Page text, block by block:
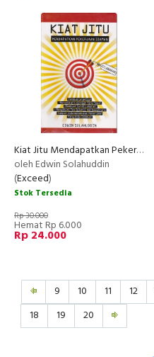
Kiat Jitu Mendapatkan Pekerjaan Idaman
oleh Edwin Solahuddin
(Exceed)
Stok Tersedia
Rp 30.000
Hemat Rp 6.000
Rp 24.000
9 10 11 12
18
19 20